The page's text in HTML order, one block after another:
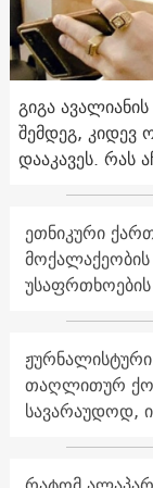
გიგა
შემდეგ,
დააკავეს. რას
ეთნიკური
თაღლითურ
სავარაუდოდ,